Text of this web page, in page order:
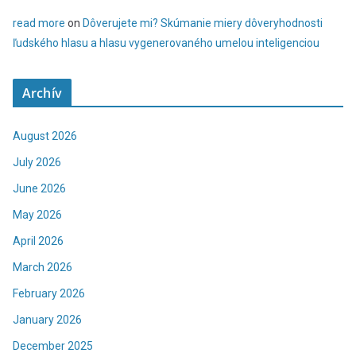
read more on Dôverujete mi? Skúmanie miery dôveryhodnosti
ľudského hlasu a hlasu vygenerovaného umelou inteligenciou
Archív
August 2026
July 2026
June 2026
May 2026
April 2026
March 2026
February 2026
January 2026
December 2025